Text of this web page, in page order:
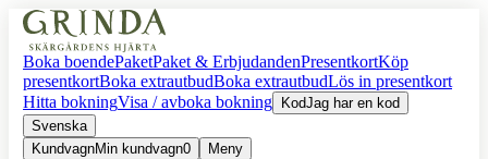
Boka boendePaketPaket & ErbjudandenPresentkortKöp
presentkortBoka extrautbudBoka extrautbudLös in presentkort
Hitta bokningVisa / avboka bokning KodJag har en kod
Svenska
KundvagnMin kundvagn0 Meny